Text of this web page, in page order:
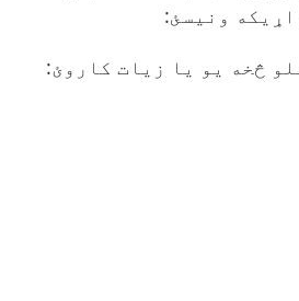
ونیسئ:
څخه یو یا زیات کاروئ: